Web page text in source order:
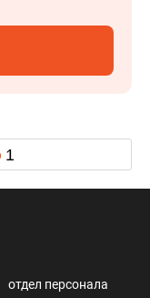
1
отдел персонала